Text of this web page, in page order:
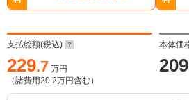
支払総額(税込)
229.7 万円
（諸費用20.2万円含む）
本体価
209